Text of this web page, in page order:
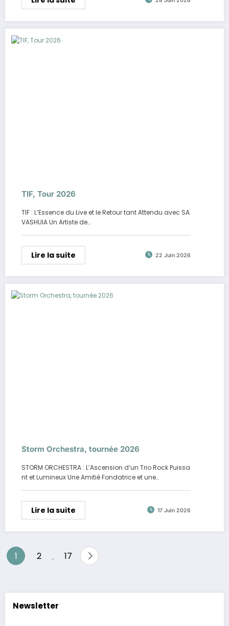
TIF, Tour 2026
TIF : L’Essence du Live et le Retour tant Attendu avec SA
VASHUIA Un Artiste de…
Lire la suite 22 Juin 2026
Storm Orchestra, tournée 2026
STORM ORCHESTRA : L’Ascension d’un Trio Rock Puissa
nt et Lumineux Une Amitié Fondatrice et une…
Lire la suite 17 Juin 2026
Pagination
1 2 17
Newsletter